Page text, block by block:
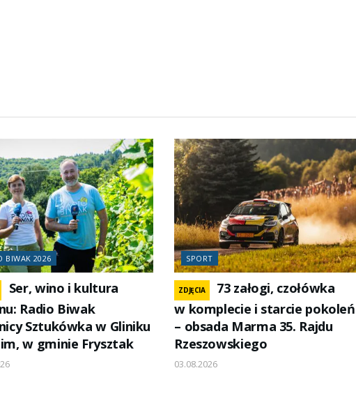
BIWAK 2026
Ser, wino i kultura
Radio Biwak
Sztukówka w Gliniku
w gminie Frysztak
SPORT
ZDJĘCIA
73 załogi, czołówka
w komplecie i starcie pokoleń
– obsada Marma 35. Rajdu
Rzeszowskiego
03.08.2026